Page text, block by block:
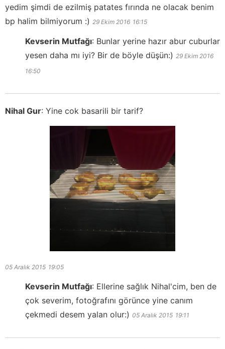
yedim şimdi de ezilmiş patates fırında ne olacak benim
bp halim bilmiyorum :) 29 Ekim 2016 16:15
Kevserin Mutfağı: Bunlar yerine hazır abur cuburlar
yesen daha mı iyi? Bir de böyle düşün:) 29 Ekim 2016
16:50
Nihal Gur: Yine cok basarili bir tarif?
05 Aralık 2015 19:05
Kevserin Mutfağı: Ellerine sağlık Nihal'cim, ben de
çok severim, fotoğrafını görünce yine canım
çekmedi desem yalan olur:) 05 Aralık 2015 19:11